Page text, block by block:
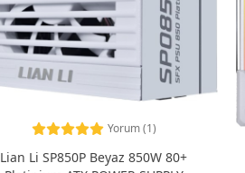
Yorum (1)
Lian Li SP850P Beyaz 850W 80+